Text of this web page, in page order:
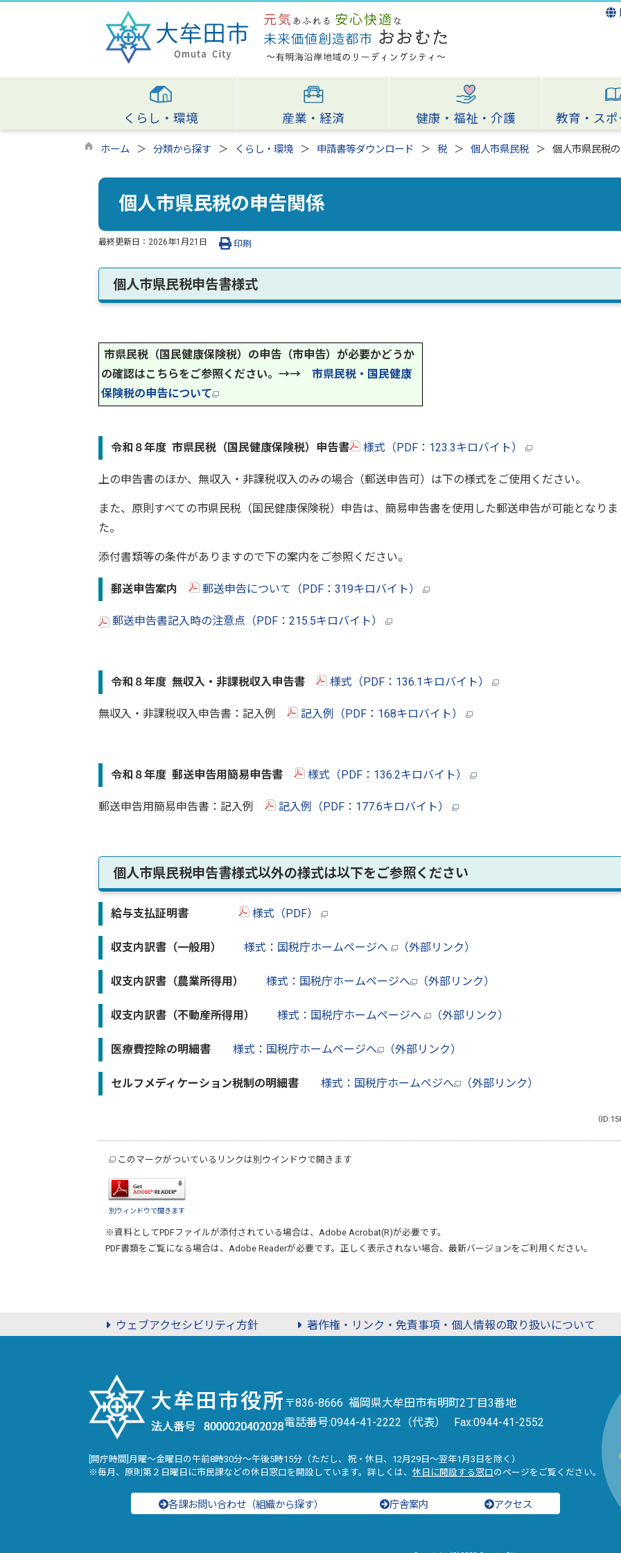
くらし・環境 産業・経済 健康・福祉・介護 教育・ス
ホーム 分類から探す くらし・環境 申請書等ダウンロード 税 個人市県民税 個人市県民税
個人市県民税の申告関係
最終更新日： 2026年1月21日 印刷
個人市県民税申告書様式
市県民税（国民健康保険税）の申告（市申告）が必要かどうか
の確認はこちらをご参照ください。→→ 市県民税・国民健康
保険税の申告について
令和８年度 市県民税（国民健康保険税）申告書 様式（PDF：123.3キロバイト）
上の申告書のほか、無収入・非課税収入のみの場合（郵送申告可）は下の様式をご使用ください。
また、原則すべての市県民税（国民健康保険税）申告は、簡易申告書を使用した郵送申告が可能となりま
た。
添付書類等の条件がありますので下の案内をご参照ください。
郵送申告案内 郵送申告について（PDF：319キロバイト）
郵送申告書記入時の注意点（PDF：215.5キロバイト）
令和８年度 無収入・非課税収入申告書 様式（PDF：136.1キロバイト）
無収入・非課税収入申告書：記入例 記入例（PDF：168キロバイト）
令和８年度 郵送申告用簡易申告書 様式（PDF：136.2キロバイト）
郵送申告用簡易申告書：記入例 記入例（PDF：177.6キロバイト）
個人市県民税申告書様式以外の様式は以下をご参照ください
給与支払証明書 様式（PDF）
収支内訳書（一般用） 様式：国税庁ホームページへ （外部リンク）
収支内訳書（農業所得用） 様式：国税庁ホームページへ （外部リンク）
収支内訳書（不動産所得用） 様式：国税庁ホームページへ （外部リンク）
医療費控除の明細書 様式：国税庁ホームページへ （外部リンク）
セルフメディケーション税制の明細書 様式：国税庁ホームペジへ （外部リンク）
（
このマークがついているリンクは別ウインドウで開きます
別ウィンドウで開きます
※資料としてPDFファイルが添付されている場合は、 Adobe Acrobat(R)が必要です。
PDF書類をご覧になる場合は、 Adobe Readerが必要です。正しく表示されない場合、最新バージョンをご利用ください。
ウェブアクセシビリティ方針 著作権・リンク・免責事項・個人情報の取り扱いについて
〒836-8666 福岡県大牟田市有明町2丁目3番地
電話番号:0944-41-2222（代表） Fax:0944-41-2552
[開庁時間]月曜～金曜日の午前8時30分～午後5時15分（ただし、祝・休日、12月29日～翌年1月3日を除く）
※毎月、原則第２日曜日に市民課などの休日窓口を開設しています。詳しくは、 休日に開設する窓口のページをご覧ください。
各課お問い合わせ（組織から探す） 庁舎案内 アクセス